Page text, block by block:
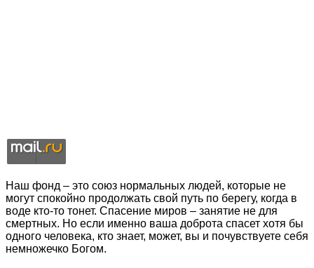
Наш фонд – это союз нормальных людей, которые не
могут спокойно продолжать свой путь по берегу, когда в
воде кто-то тонет. Спасение миров – занятие не для
смертных. Но если именно ваша доброта спасет хотя бы
одного человека, кто знает, может, вы и почувствуете себя
немножечко Богом.